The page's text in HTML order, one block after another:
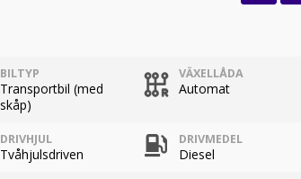
BILTYP
Transportbil (med
skåp)
VÄXELLÅDA
Automat
DRIVHJUL
Tvåhjulsdriven
DRIVMEDEL
Diesel